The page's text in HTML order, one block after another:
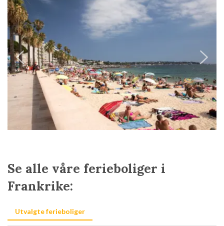
Se alle våre ferieboliger i
Frankrike:
Utvalgte ferieboliger